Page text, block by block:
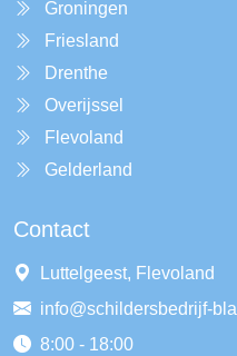
Groningen
Friesland
Drenthe
Overijssel
Flevoland
Gelderland
Contact
Luttelgeest, Flevoland
info@schildersbedrijf-
8:00 - 18:00